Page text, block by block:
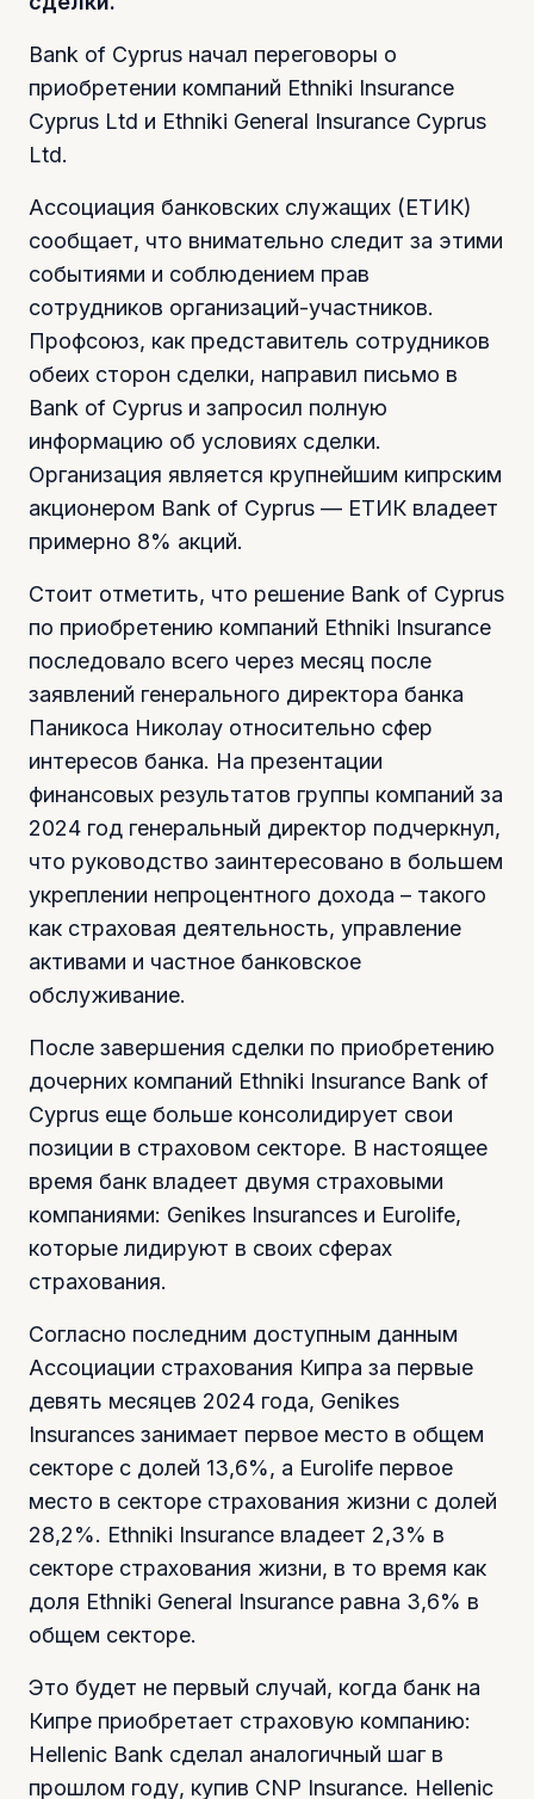
Bank of Cyprus начал переговоры о
приобретении компаний Ethniki Insurance
Cyprus Ltd и Ethniki General Insurance Cyprus
Ltd.
Ассоциация банковских служащих (ЕТИК)
сообщает, что внимательно следит за этими
событиями и соблюдением прав
сотрудников организаций-участников.
Профсоюз, как представитель сотрудников
обеих сторон сделки, направил письмо в
Bank of Cyprus и запросил полную
информацию об условиях сделки.
Организация является крупнейшим кипрским
акционером Bank of Cyprus — ЕТИК владеет
примерно 8% акций.
Стоит отметить, что решение Bank of Cyprus
по приобретению компаний Ethniki Insurance
последовало всего через месяц после
заявлений генерального директора банка
Паникоса Николау относительно сфер
интересов банка. На презентации
финансовых результатов группы компаний за
2024 год генеральный директор подчеркнул,
что руководство заинтересовано в большем
укреплении непроцентного дохода – такого
как страховая деятельность, управление
активами и частное банковское
обслуживание.
После завершения сделки по приобретению
дочерних компаний Ethniki Insurance Bank of
Cyprus еще больше консолидирует свои
позиции в страховом секторе. В настоящее
время банк владеет двумя страховыми
компаниями: Genikes Insurances и Eurolife,
которые лидируют в своих сферах
страхования.
Согласно последним доступным данным
Ассоциации страхования Кипра за первые
девять месяцев 2024 года, Genikes
Insurances занимает первое место в общем
секторе с долей 13,6%, а Eurolife первое
место в секторе страхования жизни с долей
28,2%. Ethniki Insurance владеет 2,3% в
секторе страхования жизни, в то время как
доля Ethniki General Insurance равна 3,6% в
общем секторе.
Это будет не первый случай, когда банк на
Кипре приобретает страховую компанию:
Hellenic Bank сделал аналогичный шаг в
прошлом году, купив CNP Insurance. Hellenic